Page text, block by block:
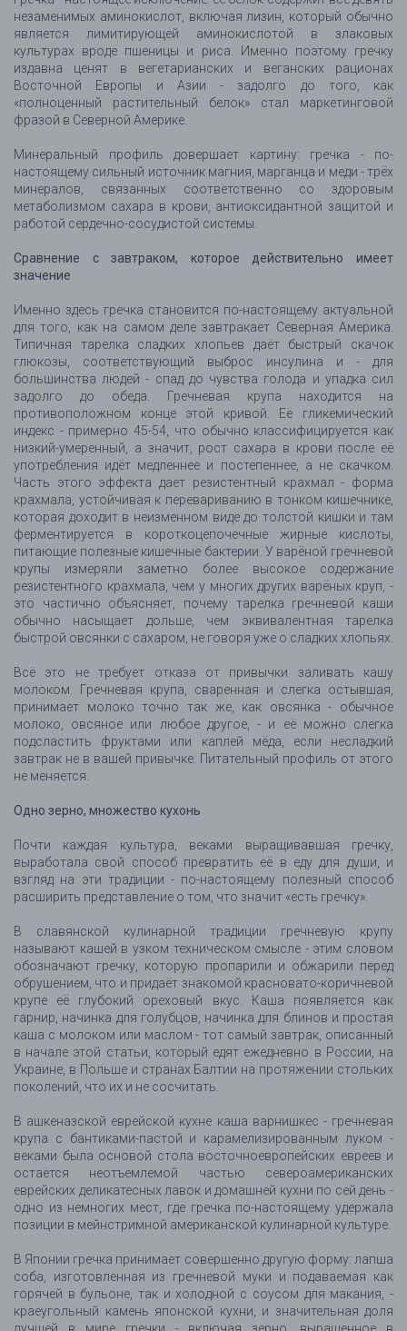
незаменимых аминокислот, включая лизин, который обычно
является лимитирующей аминокислотой в злаковых
культурах вроде пшеницы и риса. Именно поэтому гречку
издавна ценят в вегетарианских и веганских рационах
Восточной Европы и Азии - задолго до того, как
«полноценный растительный белок» стал маркетинговой
фразой в Северной Америке.
Минеральный профиль довершает картину: гречка - по-
настоящему сильный источник магния, марганца и меди - трёх
минералов, связанных соответственно со здоровым
метаболизмом сахара в крови, антиоксидантной защитой и
работой сердечно-сосудистой системы.
Сравнение с завтраком, которое действительно имеет
значение
Именно здесь гречка становится по-настоящему актуальной
для того, как на самом деле завтракает Северная Америка.
Типичная тарелка сладких хлопьев даёт быстрый скачок
глюкозы, соответствующий выброс инсулина и - для
большинства людей - спад до чувства голода и упадка сил
задолго до обеда. Гречневая крупа находится на
противоположном конце этой кривой. Её гликемический
индекс - примерно 45-54, что обычно классифицируется как
низкий-умеренный, а значит, рост сахара в крови после её
употребления идёт медленнее и постепеннее, а не скачком.
Часть этого эффекта дает резистентный крахмал - форма
крахмала, устойчивая к перевариванию в тонком кишечнике,
которая доходит в неизменном виде до толстой кишки и там
ферментируется в короткоцепочечные жирные кислоты,
питающие полезные кишечные бактерии. У варёной гречневой
крупы измеряли заметно более высокое содержание
резистентного крахмала, чем у многих других варёных круп, -
это частично объясняет, почему тарелка гречневой каши
обычно насыщает дольше, чем эквивалентная тарелка
быстрой овсянки с сахаром, не говоря уже о сладких хлопьях.
Всё это не требует отказа от привычки заливать кашу
молоком. Гречневая крупа, сваренная и слегка остывшая,
принимает молоко точно так же, как овсянка - обычное
молоко, овсяное или любое другое, - и её можно слегка
подсластить фруктами или каплей мёда, если несладкий
завтрак не в вашей привычке. Питательный профиль от этого
не меняется.
Одно зерно, множество кухонь
Почти каждая культура, веками выращивавшая гречку,
выработала свой способ превратить её в еду для души, и
взгляд на эти традиции - по-настоящему полезный способ
расширить представление о том, что значит «есть гречку».
В славянской кулинарной традиции гречневую крупу
называют кашей в узком техническом смысле - этим словом
обозначают гречку, которую пропарили и обжарили перед
обрушением, что и придаёт знакомой красновато-коричневой
крупе её глубокий ореховый вкус. Каша появляется как
гарнир, начинка для голубцов, начинка для блинов и простая
каша с молоком или маслом - тот самый завтрак, описанный
в начале этой статьи, который едят ежедневно в России, на
Украине, в Польше и странах Балтии на протяжении стольких
поколений, что их и не сосчитать.
В ашкеназской еврейской кухне каша варнишкес - гречневая
крупа с бантиками-пастой и карамелизированным луком -
веками была основой стола восточноевропейских евреев и
остаётся неотъемлемой частью североамериканских
еврейских деликатесных лавок и домашней кухни по сей день -
одно из немногих мест, где гречка по-настоящему удержала
позиции в мейнстримной американской кулинарной культуре.
В Японии гречка принимает совершенно другую форму: лапша
соба, изготовленная из гречневой муки и подаваемая как
горячей в бульоне, так и холодной с соусом для макания, -
краеугольный камень японской кухни, и значительная доля